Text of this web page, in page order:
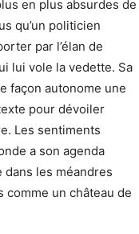
en plus absurdes de
qu’un politicien
par l’élan de
lui vole la vedette. Sa
façon autonome une
pour dévoiler
Les sentiments
a son agenda
les méandres
comme un château de